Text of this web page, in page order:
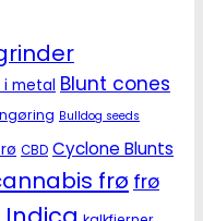
i metal Blunt cones
Bulldog seeds
CBD Cyclone Blunts
frø frø